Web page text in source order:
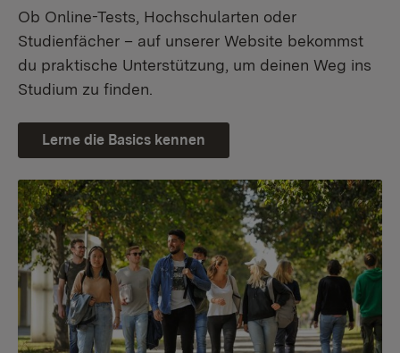
Ob Online-Tests, Hochschularten oder
Studienfächer – auf unserer Website bekommst
du praktische Unterstützung, um deinen Weg ins
Studium zu finden.
Lerne die Basics kennen